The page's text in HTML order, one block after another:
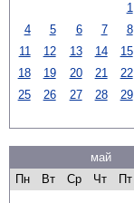
1
4
5 6 7 8
11
12 13 14 15
18
19 20 21 22
25
26 27 28 29
май
Пн
Вт Ср Чт Пт